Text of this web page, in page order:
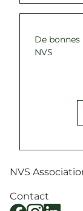
De
NVS
NVS
Contact